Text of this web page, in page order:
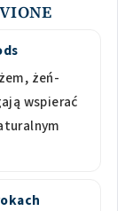
żeń-
wspierać